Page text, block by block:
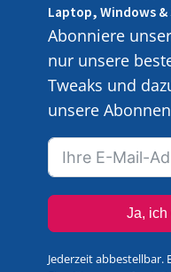
Laptop, Windows &
Abonniere
nur unsere
Tweaks und
unsere
Ja, ich
Jederzeit abbestellbar.